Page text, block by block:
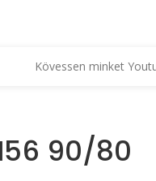
Kövessen minket
90/80